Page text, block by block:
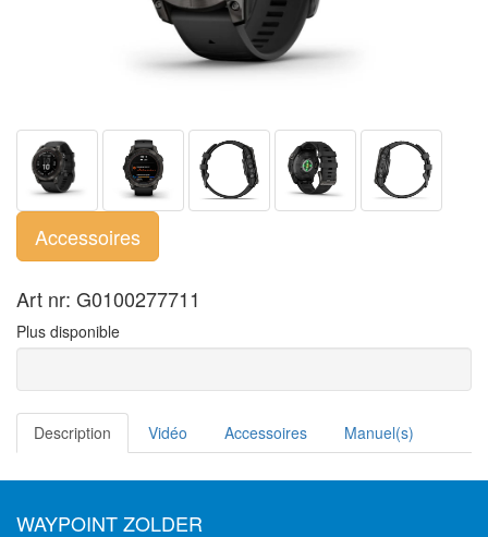
Accessoires
Art nr: G0100277711
Plus disponible
Description Vidéo Accessoires Manuel(s)
WAYPOINT ZOLDER